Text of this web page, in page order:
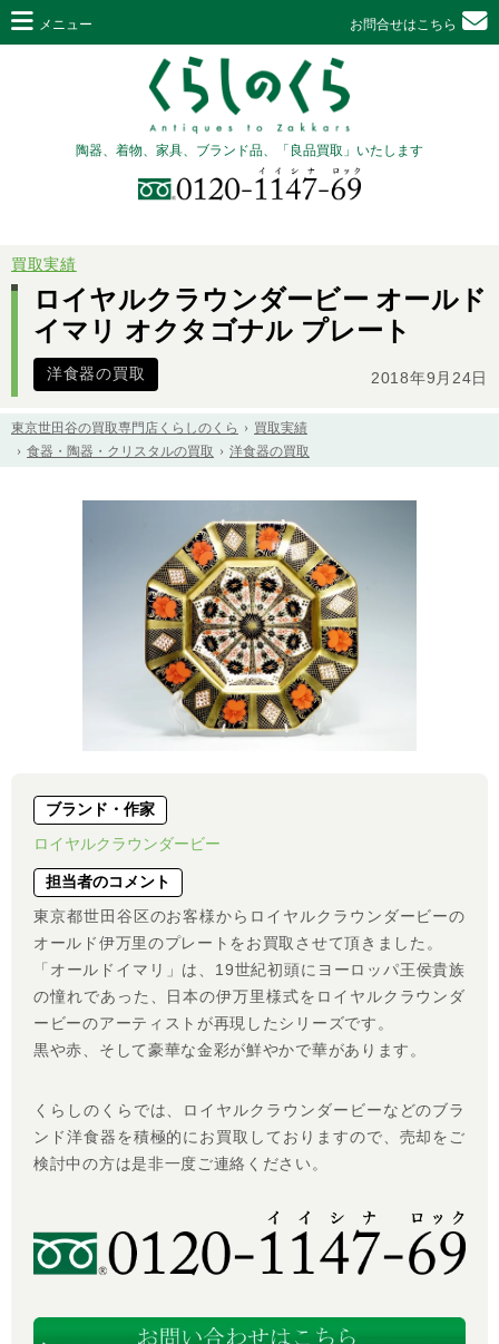
メニュー お問合せはこちら
陶器、着物、家具、ブランド品、「良品買取」いたします
買取実績
ロイヤルクラウンダービー オールド
イマリ オクタゴナル プレート
洋食器の買取 2018年9月24日
東京世田谷の買取専門店くらしのくら
買取実績
食器・陶器・クリスタルの買取
洋食器の買取
ブランド・作家
ロイヤルクラウンダービー
担当者のコメント
東京都世田谷区のお客様からロイヤルクラウンダービーの
オールド伊万里のプレートをお買取させて頂きました。
「オールドイマリ」は、19世紀初頭にヨーロッパ王侯貴族
の憧れであった、日本の伊万里様式をロイヤルクラウンダ
ービーのアーティストが再現したシリーズです。
黒や赤、そして豪華な金彩が鮮やかで華があります。
くらしのくらでは、ロイヤルクラウンダービーなどのブラ
ンド洋食器を積極的にお買取しておりますので、売却をご
検討中の方は是非一度ご連絡ください。